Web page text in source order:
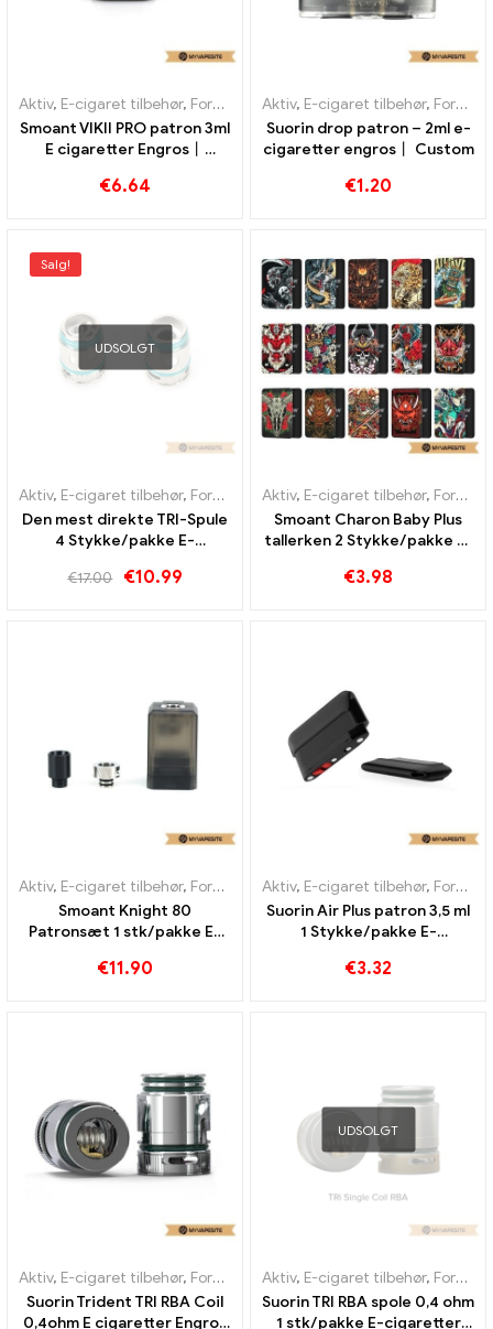
Aktiv, E-cigaret tilbehør, Fordamper
Smoant VIKII PRO patron 3ml
E cigaretter Engros丨
€6.64
Aktiv, E-cigaret tilbehør, Fordamper
Suorin drop patron – 2ml e-
cigaretter engros丨 Custom
€1.20
Salg!
UDSOLGT
Aktiv, E-cigaret tilbehør, Fordamper
Den mest direkte TRI-Spule
4 Stykke/pakke E-
€17.00 €10.99
Aktiv, E-cigaret tilbehør, Fordamper
Smoant Charon Baby Plus
tallerken 2 Stykke/pakke E-
€3.98
Aktiv, E-cigaret tilbehør, Fordamper
Smoant Knight 80
Patronsæt 1 stk/pakke E-
€11.90
Aktiv, E-cigaret tilbehør, Fordamper
Suorin Air Plus patron 3,5 ml
1 Stykke/pakke E-
€3.32
Aktiv, E-cigaret tilbehør, Fordamper
Suorin Trident TRI RBA Coil
0,4ohm E cigaretter Engros
UDSOLGT
Aktiv, E-cigaret tilbehør, Fordamper
Suorin TRI RBA spole 0,4 ohm
1 stk/pakke E-cigaretter